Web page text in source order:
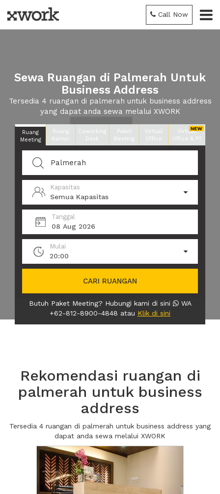
Call Now
Sewa Ruangan di Palmerah Untuk
Business Address
Tersedia 4 ruangan di palmerah untuk business address
yang dapat anda sewa melalui XWORK
Ruang
Meeting
Ruang
Kantor
Coworking
Desk
Paket
Meeting
Virtual
Office
Virtual
Office & PT
Kapasitas
Semua Kapasitas
Tanggal
08 Aug 2026
Mulai
20:00
CARI RUANGAN
Butuh Paket Meeting? Hubungi kami di sini
WA
+62-812-8900-4848 atau Klik di sini
Rekomendasi ruangan di
palmerah untuk business
address
Tersedia 4 ruangan di palmerah untuk business address yang
dapat anda sewa melalui XWORK
Previous